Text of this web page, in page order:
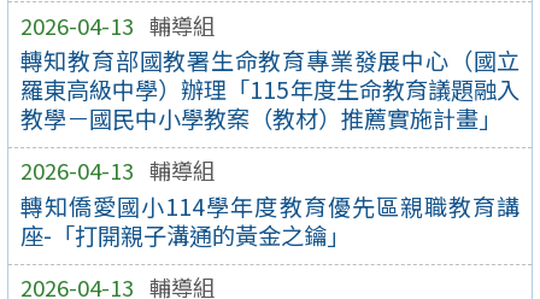
2026-04-13 輔導組
轉知教育部國教署生命教育專業發展中心（國立
羅東高級中學）辦理「115年度生命教育議題融入
教學－國民中小學教案（教材）推薦實施計畫」
2026-04-13 輔導組
轉知僑愛國小114學年度教育優先區親職教育講
座-「打開親子溝通的黃金之鑰」
2026-04-13 輔導組